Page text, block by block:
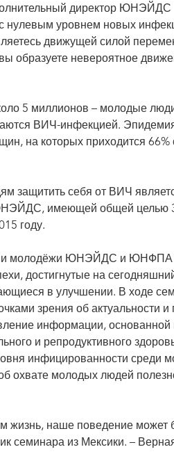
директор
нулевым уровнем новых
движущей силой
образуете невероятное
5 миллионов – молодые
ВИЧ-инфекцией.
на которых приходится 66%
защитить себя от ВИЧ
имеющей общей целью
году.
и молодёжи ЮНЭЙДС и ЮНФПА
достигнутые на
в улучшении. В ходе
зрения об актуальности
информации, основанной
и репродуктивного
инфицированности среди
охвате молодых людей
жизнь, наше поведение может
семинара из Мексики. –